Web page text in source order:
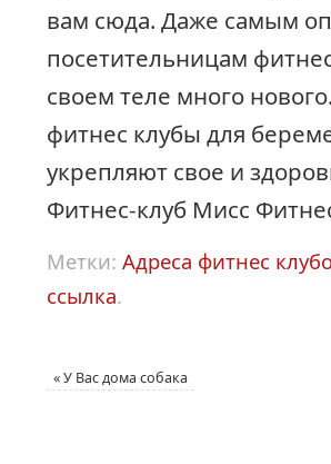
вам сюда. Даже самым
посетительницам
своем теле много
фитнес клубы для
укрепляют свое и
Фитнес-клуб Мисс
Метки: Адреса фитнес
ссылка.
«У Вас дома собака